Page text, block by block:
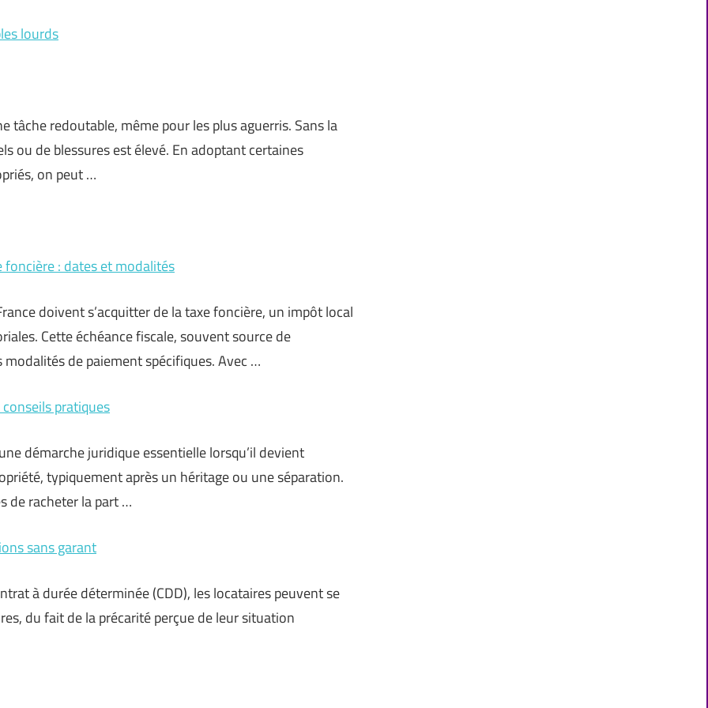
lourds
tâche redoutable, même pour les plus aguerris. Sans la
ou de blessures est élevé. En adoptant certaines
on peut …
foncière : dates et modalités
doivent s’acquitter de la taxe foncière, un impôt local
Cette échéance fiscale, souvent source de
de paiement spécifiques. Avec …
pratiques
démarche juridique essentielle lorsqu’il devient
typiquement après un héritage ou une séparation.
de racheter la part …
sans garant
à durée déterminée (CDD), les locataires peuvent se
du fait de la précarité perçue de leur situation